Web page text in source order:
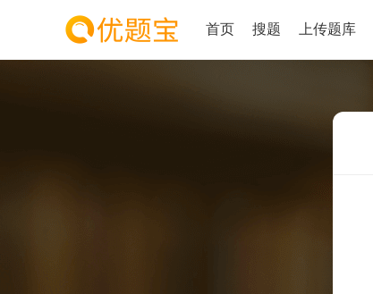
首页 搜题 上传题库